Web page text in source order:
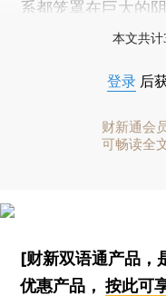
系都笼罩在巨大的阴
本文共计
登录 后
财新通会
可畅读全
[财新双语通产品，
优惠产品，按此可